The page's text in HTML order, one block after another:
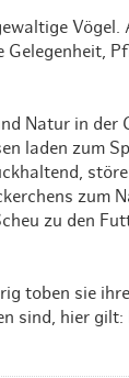
Natur in der
laden zum
zum
zu den
toben sie
sind, hier gilt: